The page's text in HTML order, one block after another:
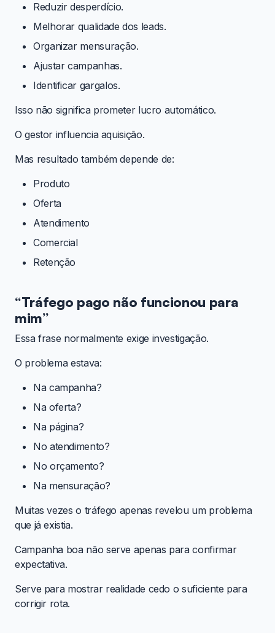
Reduzir desperdício.
Melhorar qualidade dos leads.
Organizar mensuração.
Ajustar campanhas.
Identificar gargalos.
Isso não significa prometer lucro automático.
O gestor influencia aquisição.
Mas resultado também depende de:
Produto
Oferta
Atendimento
Comercial
Retenção
“Tráfego pago não funcionou para
mim”
Essa frase normalmente exige investigação.
O problema estava:
Na campanha?
Na oferta?
Na página?
No atendimento?
No orçamento?
Na mensuração?
Muitas vezes o tráfego apenas revelou um problema
que já existia.
Campanha boa não serve apenas para confirmar
expectativa.
Serve para mostrar realidade cedo o suficiente para
corrigir rota.